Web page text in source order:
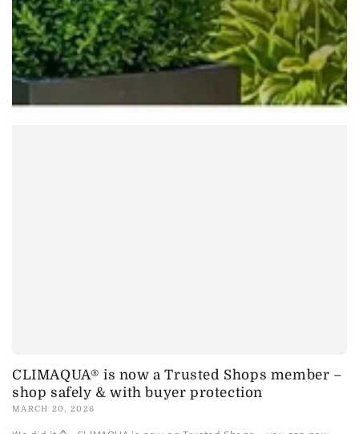
CLIMAQUA® is now a Trusted Shops member –
shop safely & with buyer protection
MARCH 20, 2026